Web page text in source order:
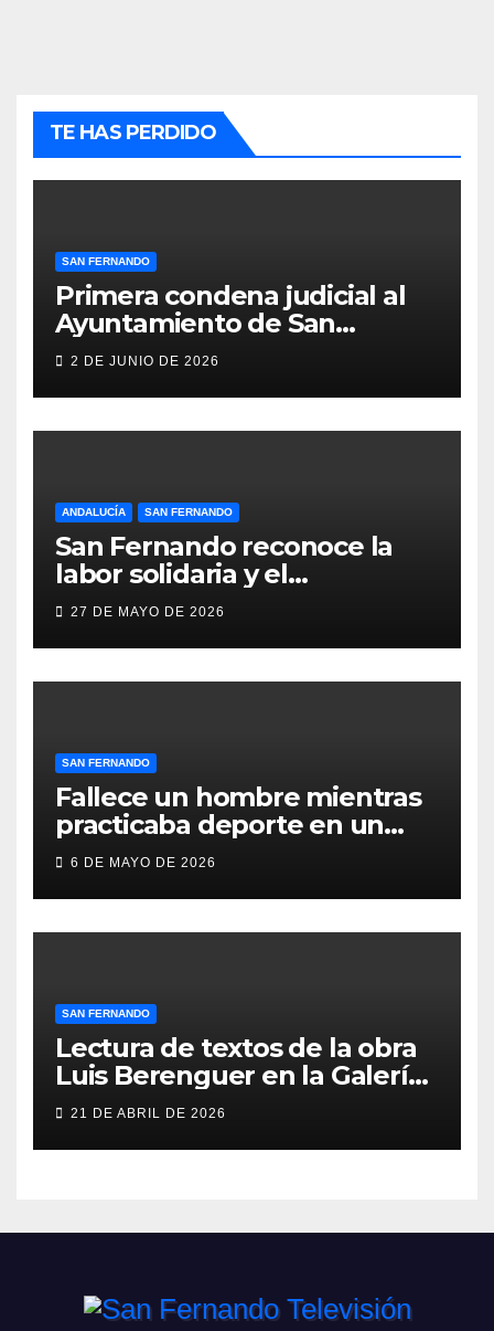
TE HAS PERDIDO
SAN FERNANDO
Primera condena judicial al
Ayuntamiento de San
Fernando por negar
locales lesionados en acto de
servicio
2 DE JUNIO DE 2026
ANDALUCÍA SAN FERNANDO
San Fernando reconoce la
labor solidaria y el
compromiso social de Juan y
San Fernando
27 DE MAYO DE 2026
SAN FERNANDO
Fallece un hombre mientras
practicaba deporte en un
gimnasio de San Fernando
6 DE MAYO DE 2026
SAN FERNANDO
Lectura de textos de la obra
Luis Berenguer en la Galería
ERA
21 DE ABRIL DE 2026